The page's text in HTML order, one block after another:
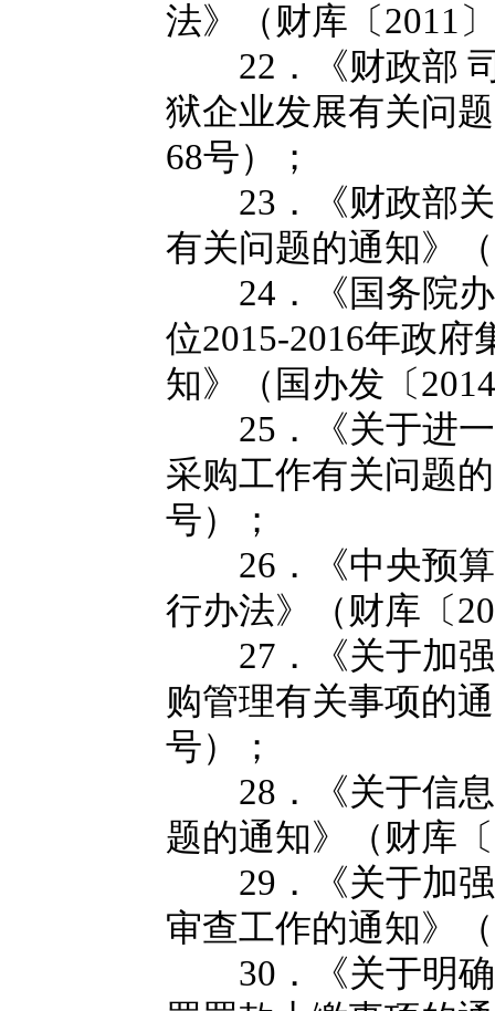
法》（财库〔2011
22．《财政部 司
狱企业发展有关问
68号）；
23．《财政部关
有关问题的通知》
24．《国务院办
位2015-2016年政
知》（国办发〔
25．《关于进一
采购工作有关问题
号）；
26．《中央预算
行办法》（财库〔
27．《关于加强
购管理有关事项的
号）；
28．《关于信息
题的通知》（财库
29．《关于加强
审查工作的通知》
30．《关于明确